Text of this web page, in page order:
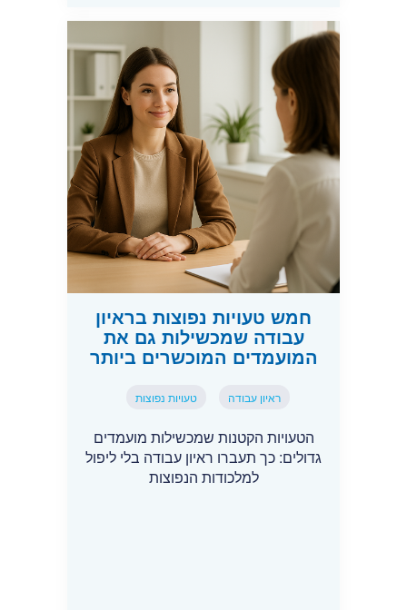
חמש טעויות נפוצות בראיון
עבודה שמכשילות גם את
המועמדים המוכשרים ביותר
ראיון עבודה טעויות נפוצות
הטעויות הקטנות שמכשילות מועמדים
גדולים: כך תעברו ראיון עבודה בלי ליפול
למלכודות הנפוצות